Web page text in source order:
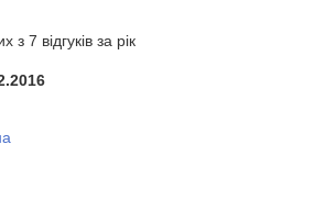
з 7 відгуків за рік